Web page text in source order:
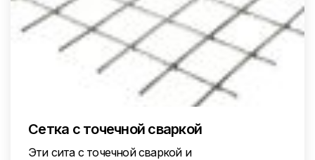
Сетка с точечной сваркой
Эти сита с точечной сваркой и